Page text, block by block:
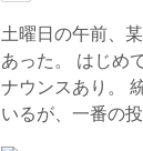
土曜日の午前、
あった。 はじめ
ナウンスあり。
いるが、一番の